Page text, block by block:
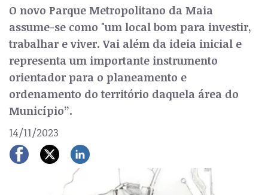
O novo Parque Metropolitano da Maia
assume-se como "um local bom para investir,
trabalhar e viver. Vai além da ideia inicial e
representa um importante instrumento
orientador para o planeamento e
ordenamento do território daquela área do
Município”.
14/11/2023